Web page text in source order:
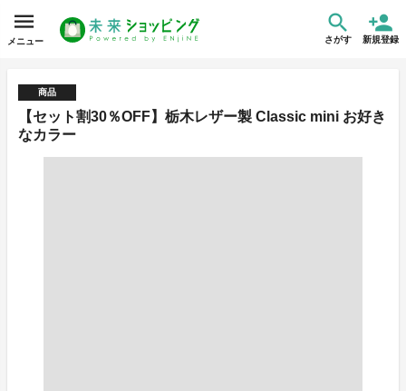
メニュー さがす 新規登録
商品
【セット割30％OFF】栃木レザー製 Classic mini お好き
なカラー